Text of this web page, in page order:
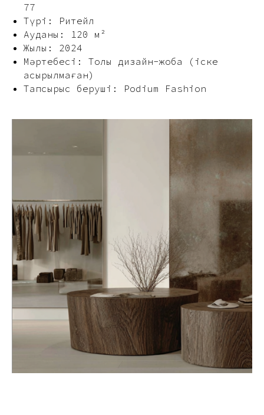
77
Түрі: Ритейл
Ауданы: 120 м²
Жылы: 2024
Мәртебесі: Толық дизайн-жоба (іске
асырылмаған)
Тапсырыс беруші: Podium Fashion